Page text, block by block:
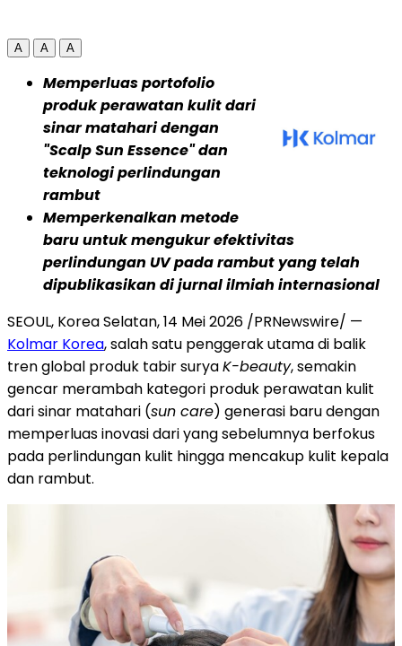
A A A
Memperluas portofolio
produk perawatan kulit dari
sinar matahari dengan
"Scalp Sun Essence" dan
teknologi perlindungan
rambut
Memperkenalkan metode
baru untuk mengukur efektivitas
perlindungan UV pada rambut yang telah
dipublikasikan di jurnal ilmiah internasional
SEOUL, Korea Selatan, 14 Mei 2026 /PRNewswire/ —
Kolmar Korea, salah satu penggerak utama di balik
tren global produk tabir suryaK-beauty, semakin
gencar merambah kategori produk perawatan kulit
dari sinar matahari (sun care) generasi baru dengan
memperluas inovasi dari yang sebelumnya berfokus
pada perlindungan kulit hingga mencakup kulit kepala
dan rambut.